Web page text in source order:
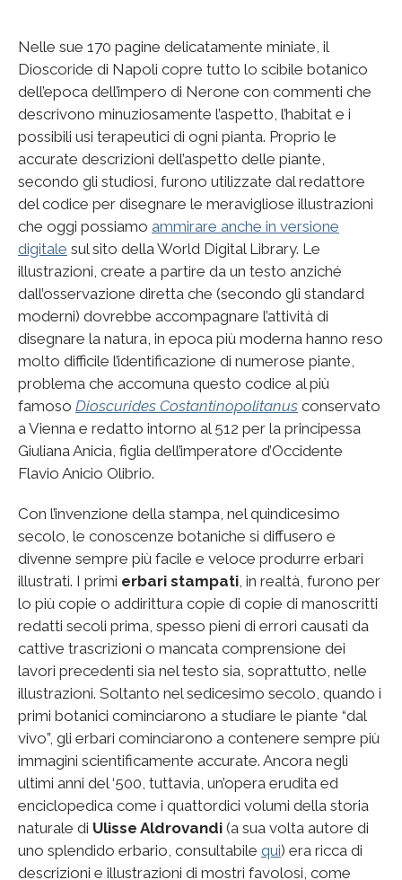
Nelle sue 170 pagine delicatamente miniate, il
Dioscoride di Napoli copre tutto lo scibile botanico
dell’epoca dell’impero di Nerone con commenti che
descrivono minuziosamente l’aspetto, l’habitat e i
possibili usi terapeutici di ogni pianta. Proprio le
accurate descrizioni dell’aspetto delle piante,
secondo gli studiosi, furono utilizzate dal redattore
del codice per disegnare le meravigliose illustrazioni
che oggi possiamo ammirare anche in versione
digitale sul sito della World Digital Library. Le
illustrazioni, create a partire da un testo anziché
dall’osservazione diretta che (secondo gli standard
moderni) dovrebbe accompagnare l’attività di
disegnare la natura, in epoca più moderna hanno reso
molto difficile l’identificazione di numerose piante,
problema che accomuna questo codice al più
famoso Dioscurides Costantinopolitanus conservato
a Vienna e redatto intorno al 512 per la principessa
Giuliana Anicia, figlia dell’imperatore d’Occidente
Flavio Anicio Olibrio.
Con l’invenzione della stampa, nel quindicesimo
secolo, le conoscenze botaniche si diffusero e
divenne sempre più facile e veloce produrre erbari
illustrati. I primi erbari stampati, in realtà, furono per
lo più copie o addirittura copie di copie di manoscritti
redatti secoli prima, spesso pieni di errori causati da
cattive trascrizioni o mancata comprensione dei
lavori precedenti sia nel testo sia, soprattutto, nelle
illustrazioni. Soltanto nel sedicesimo secolo, quando i
primi botanici cominciarono a studiare le piante “dal
vivo”, gli erbari cominciarono a contenere sempre più
immagini scientificamente accurate. Ancora negli
ultimi anni del ‘500, tuttavia, un’opera erudita ed
enciclopedica come i quattordici volumi della storia
naturale di Ulisse Aldrovandi (a sua volta autore di
uno splendido erbario, consultabile qui) era ricca di
descrizioni e illustrazioni di mostri favolosi, come